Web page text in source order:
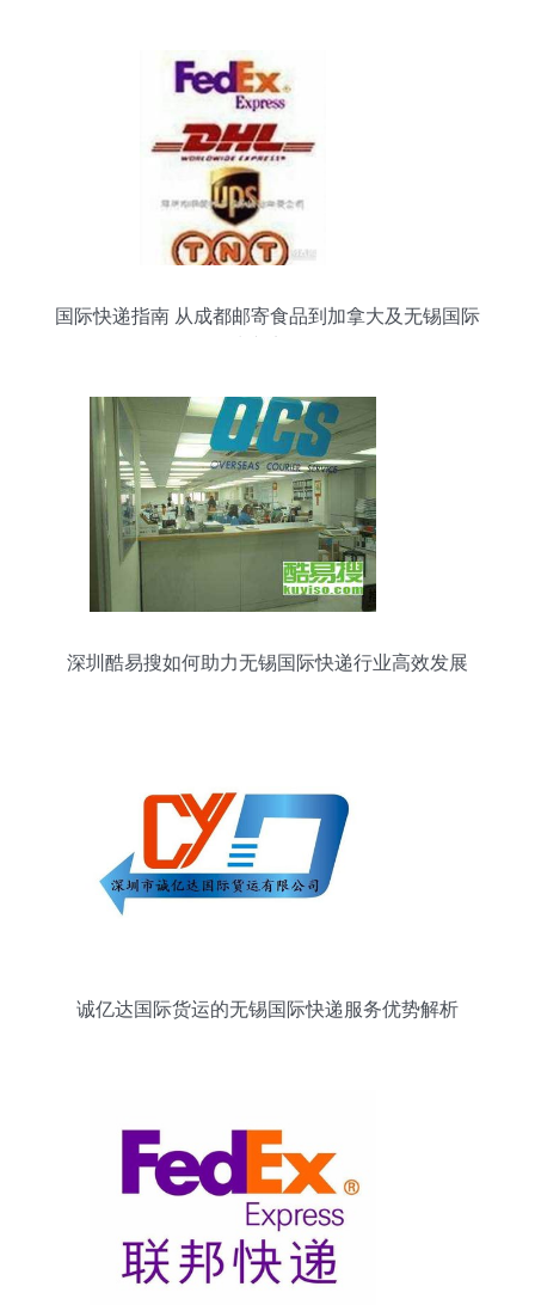
国际快递指南 从成都邮寄食品到加拿大及无锡国际
深圳酷易搜如何助力无锡国际快递行业高效发展
诚亿达国际货运的无锡国际快递服务优势解析